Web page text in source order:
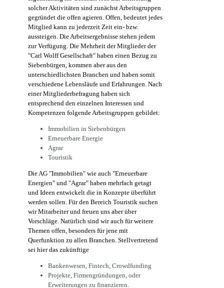
solcher Aktivitäten sind zunächst Arbeitsgruppen
gegründet die offen agieren. Offen, bedeutet jedes
Mitglied kann zu jederzeit Zeit ein- bzw.
aussteigen. Die Arbeitsergebnisse stehen jedem
zur Verfügung. Die Mehrheit der Mitglieder der
"Carl Wolff Gesellschaft" haben einen Bezug zu
Siebenbürgen, kommen aber aus den
unterschiedlichsten Branchen und haben somit
verschiedene Lebensläufe und Erfahrungen. Nach
einer Mitgliederbefragung haben sich
entsprechend den einzelnen Interessen und
Kompetenzen folgende Arbeitsgruppen gebildet:
Immobilien in Siebenbürgen
Erneuerbare Energie
Agrar
Touristik
Die AG "Immobilien" wie auch "Erneuerbare
Energien" und "Agrar" haben mehrfach getagt
und Ideen entwickelt die in Konzepte überführt
werden sollen. Für den Bereich Touristik suchen
wir Mitarbeiter und freuen uns aber über
Vorschläge. Natürlich sind wir auch für weitere
Themen offen, besonders für jene mit
Querfunktion zu allen Branchen. Stellvertretend
sei hier das zukünftige
Bankenwesen, Fintech, Crowdfunding
Projekte, Firmengründungen, oder
Erweiterungen zu finanzieren.